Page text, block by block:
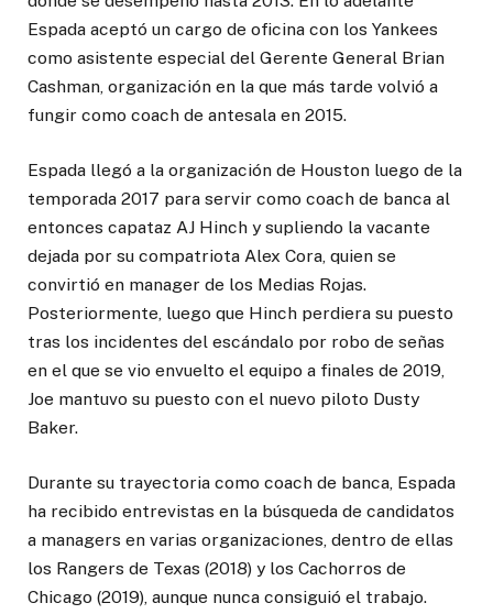
Espada aceptó un cargo de oficina con los Yankees
como asistente especial del Gerente General Brian
Cashman, organización en la que más tarde volvió a
fungir como coach de antesala en 2015.
Espada llegó a la organización de Houston luego de la
temporada 2017 para servir como coach de banca al
entonces capataz AJ Hinch y supliendo la vacante
dejada por su compatriota Alex Cora, quien se
convirtió en manager de los Medias Rojas.
Posteriormente, luego que Hinch perdiera su puesto
tras los incidentes del escándalo por robo de señas
en el que se vio envuelto el equipo a finales de 2019,
Joe mantuvo su puesto con el nuevo piloto Dusty
Baker.
Durante su trayectoria como coach de banca, Espada
ha recibido entrevistas en la búsqueda de candidatos
a managers en varias organizaciones, dentro de ellas
los Rangers de Texas (2018) y los Cachorros de
Chicago (2019), aunque nunca consiguió el trabajo.